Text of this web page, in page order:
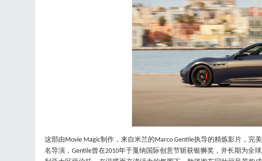
这部由Movie Magic制作，来自米兰的Marco Gentile执导的精炼影片，完
名导演， Gentile曾在2010年于戛纳国际创意节斩获银狮奖，并长期为全